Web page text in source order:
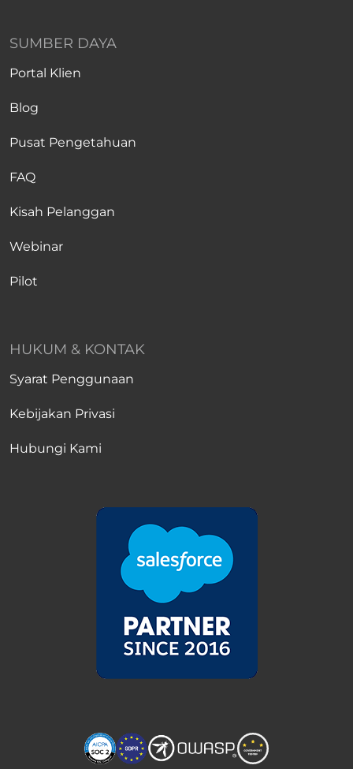
SUMBER DAYA
Portal Klien
Blog
Pusat Pengetahuan
FAQ
Kisah Pelanggan
Webinar
Pilot
HUKUM & KONTAK
Syarat Penggunaan
Kebijakan Privasi
Hubungi Kami